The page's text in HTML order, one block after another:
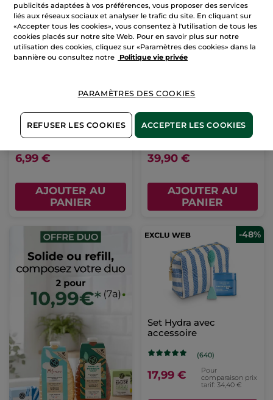
Papier 1 pieces
(362)
6,99 €
AJOUTER AU
PANIER
Bienfaisante Nuit
Pot 50 ml
(418)
39,90 €
AJOUTER AU
PANIER
-48%
Set Hydra avec
accessoire
(640)
17,99 €
Pour
comparaison prix
tarif: 34,40 €
publicités adaptées à vos préférences, vous proposer des services
liés aux réseaux sociaux et analyser le trafic du site. En cliquant sur
«Accepter tous les cookies», vous consentez à l'utilisation de tous les
cookies placés sur notre site Web. Pour en savoir plus sur notre
utilisation des cookies, cliquez sur «Paramètres des cookies» dans la
bannière ou consultez notre
Politique vie privée
PARAMÈTRES DES COOKIES
REFUSER LES COOKIES ACCEPTER LES COOKIES